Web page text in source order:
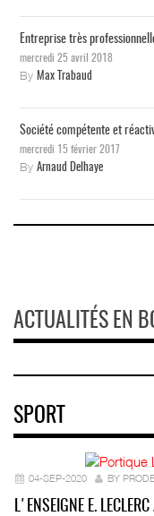
Entreprise très
mercredi 25 avril 2018
By Max Trabaud
Société compétente et
mercredi 15 février 2017
By Arnaud Delhaye
ACTUALITÉS EN
SPORT
04-SEP-2020 BY
L'ENSEIGNE E.